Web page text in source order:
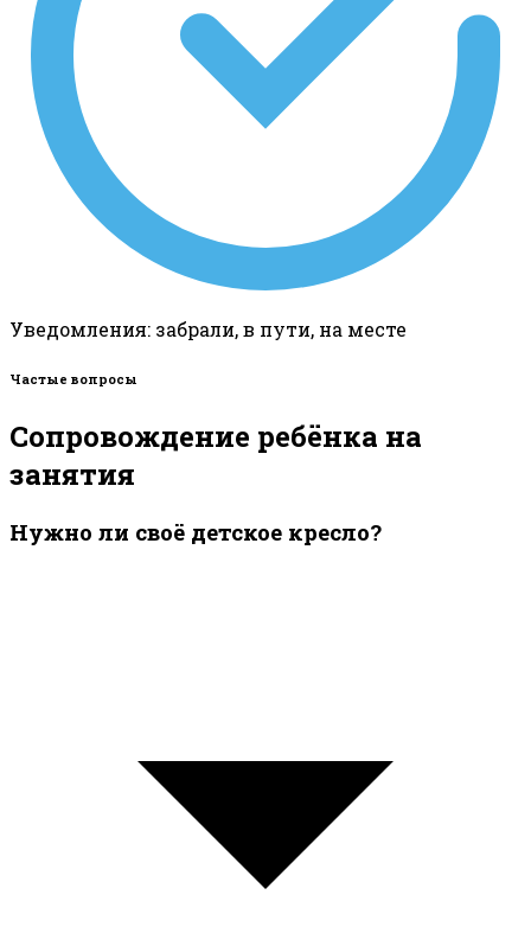
Уведомления: забрали, в пути, на месте
Частые вопросы
Сопровождение ребёнка на
занятия
Нужно ли своё детское кресло?